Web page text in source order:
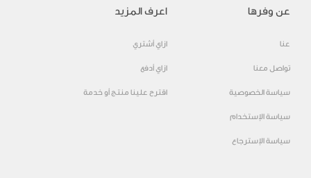
عن وفرها
عنا
تواصل معنا
سياسة الخصوصية
سياسة الإستخدام
سياسة الإسترجاع
اعرف المزيد
ازاي أشتري
ازاي أدفع
اقترح علينا منتج أو خدمة